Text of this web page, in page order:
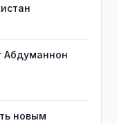
Абдуманнон
новым